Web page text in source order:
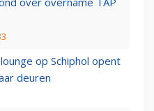
op Schiphol opent
deuren